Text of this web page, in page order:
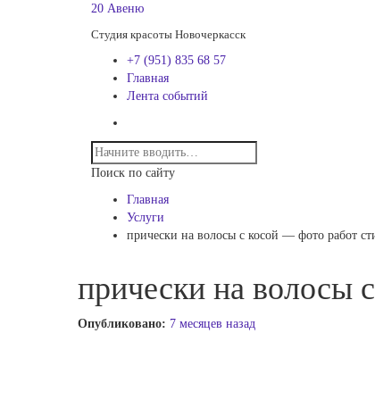
20 Авеню
Студия красоты Новочеркасск
+7 (951) 835 68 57
Главная
Лента событий
Поиск по сайту
Главная
Услуги
прически на волосы с косой — фото работ
прически на волосы
Опубликовано: 7 месяцев назад